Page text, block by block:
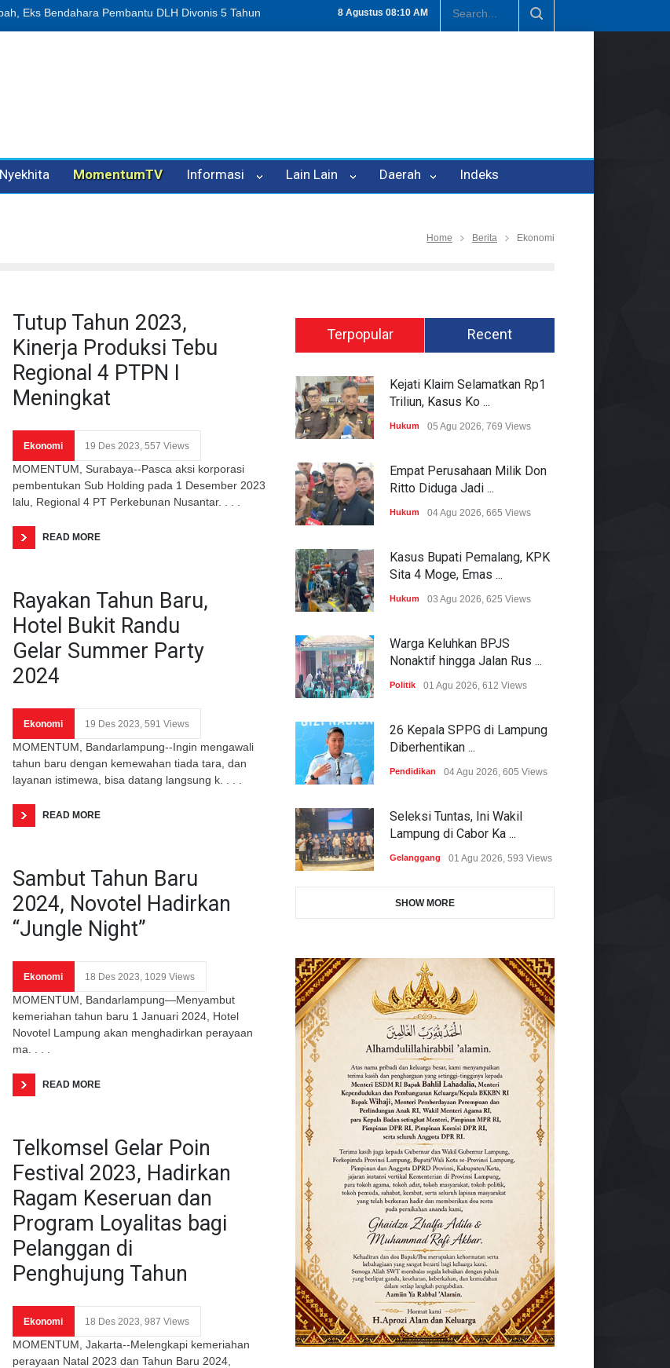
8 Agustus 08:10 AM
Penipuan Oleh Oknum Kadis, Kuasa Hukum Pelapor Desak Polisi Tetapkan P-21 Tembus Rp1,6 Triliun, Nilai Investasi di Lamteng
Nyekhita MomentumTV Informasi Lain Lain Daerah Indeks
Home Berita Ekonomi
Tutup Tahun 2023,
Kinerja Produksi Tebu
Regional 4 PTPN I
Meningkat
Ekonomi 19 Des 2023, 557 Views
MOMENTUM, Surabaya--Pasca aksi korporasi
pembentukan Sub Holding pada 1 Desember 2023
lalu, Regional 4 PT Perkebunan Nusantar. . . .
READ MORE
Rayakan Tahun Baru,
Hotel Bukit Randu
Gelar Summer Party
2024
Ekonomi 19 Des 2023, 591 Views
MOMENTUM, Bandarlampung--Ingin mengawali
tahun baru dengan kemewahan tiada tara, dan
layanan istimewa, bisa datang langsung k. . . .
READ MORE
Sambut Tahun Baru
2024, Novotel Hadirkan
“Jungle Night”
Ekonomi 18 Des 2023, 1029 Views
MOMENTUM, Bandarlampung—Menyambut
kemeriahan tahun baru 1 Januari 2024, Hotel
Novotel Lampung akan menghadirkan perayaan
ma. . . .
READ MORE
Telkomsel Gelar Poin
Festival 2023, Hadirkan
Ragam Keseruan dan
Program Loyalitas bagi
Pelanggan di
Penghujung Tahun
Ekonomi 18 Des 2023, 987 Views
MOMENTUM, Jakarta--Melengkapi kemeriahan
perayaan Natal 2023 dan Tahun Baru 2024,
Terpopular Recent
Kejati Klaim Selamatkan Rp1
Triliun, Kasus Ko ...
Hukum 05 Agu 2026, 769 Views
Empat Perusahaan Milik Don
Ritto Diduga Jadi ...
Hukum 04 Agu 2026, 665 Views
Kasus Bupati Pemalang, KPK
Sita 4 Moge, Emas ...
Hukum 03 Agu 2026, 625 Views
Warga Keluhkan BPJS
Nonaktif hingga Jalan Rus ...
Politik 01 Agu 2026, 612 Views
26 Kepala SPPG di Lampung
Diberhentikan ...
Pendidikan 04 Agu 2026, 605 Views
Seleksi Tuntas, Ini Wakil
Lampung di Cabor Ka ...
Gelanggang 01 Agu 2026, 593 Views
SHOW MORE